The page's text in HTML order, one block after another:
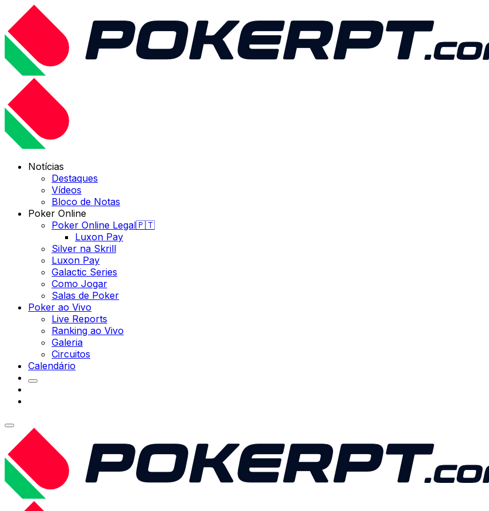
Notícias
Destaques
Vídeos
Bloco de Notas
Poker Online
Poker Online Legal🇵🇹
Luxon Pay
Silver na Skrill
Luxon Pay
Galactic Series
Como Jogar
Salas de Poker
Poker ao Vivo
Live Reports
Ranking ao Vivo
Galeria
Circuitos
Calendário